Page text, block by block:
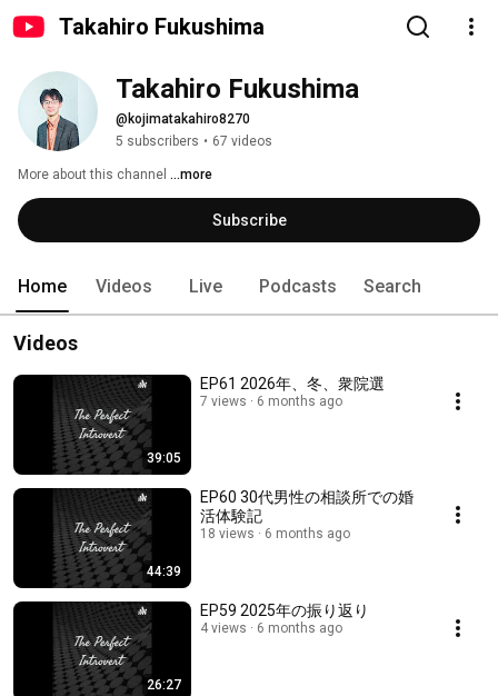
Takahiro Fukushima
Takahiro Fukushima
@kojimatakahiro8270
5 subscribers • 67 videos
More about this channel ...more
Subscribe
Home Videos Live Podcasts Search
Videos
39:05
EP61 2026年、冬、衆院選
7 views 6 months ago
44:39
EP60 30代男性の相談所での婚
活体験記
18 views 6 months ago
26:27
EP59 2025年の振り返り
4 views 6 months ago